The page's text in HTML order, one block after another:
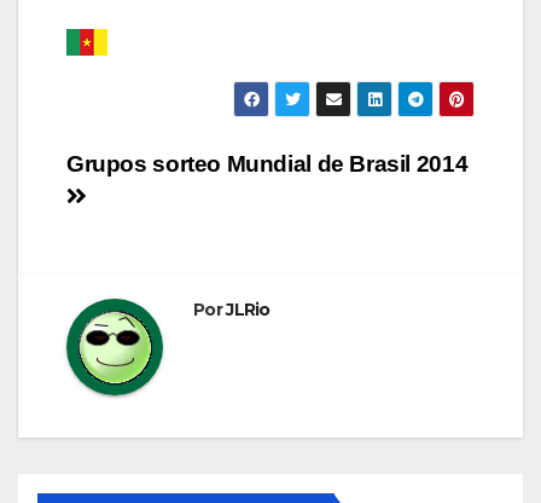
Navegación
Grupos sorteo Mundial de Brasil 2014
PorJLRio